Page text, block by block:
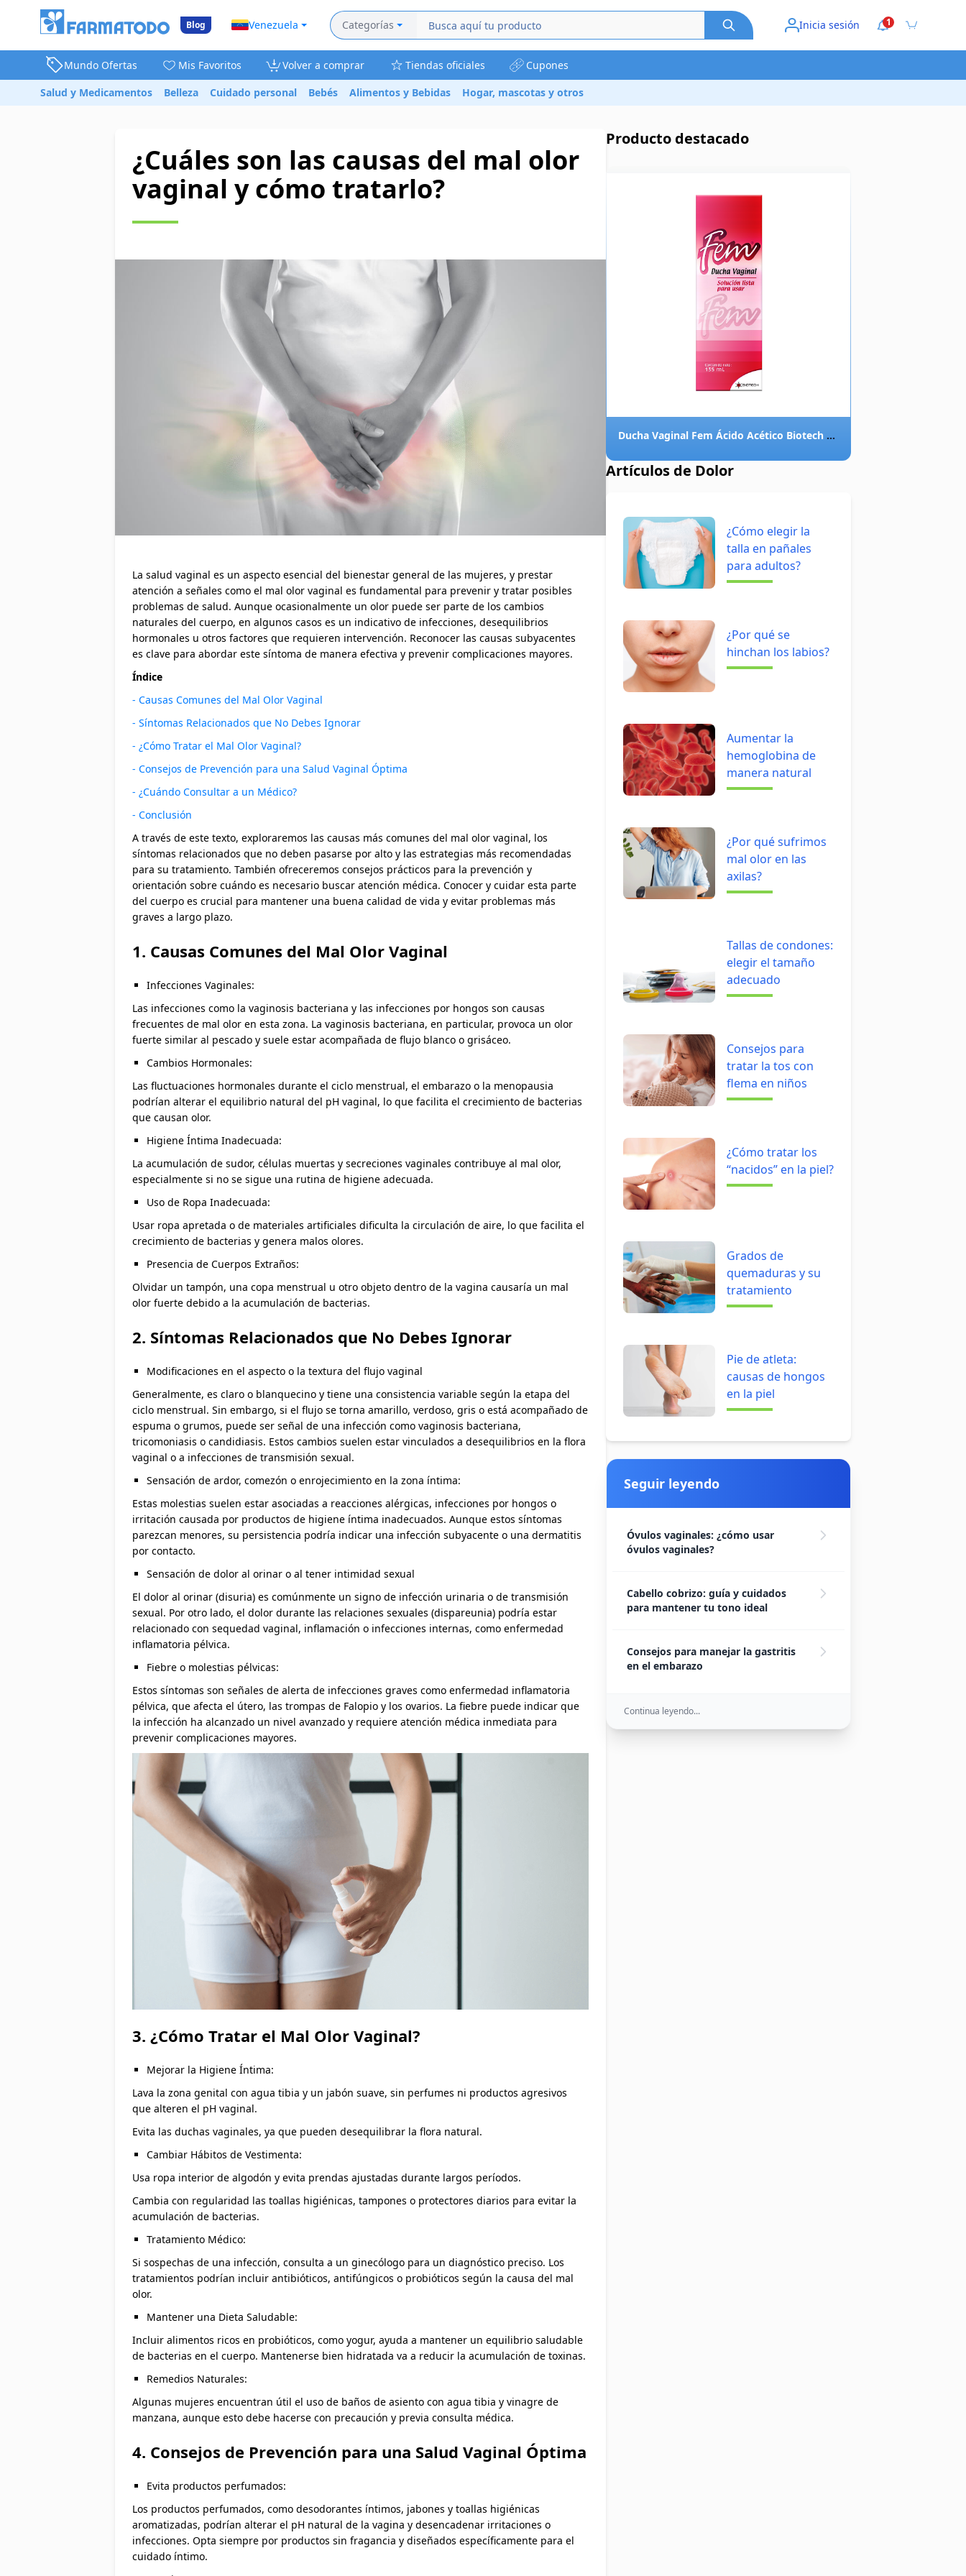
Blog Venezuela Categorías Inicia sesión 1
Mundo Ofertas Mis Favoritos Volver a comprar Tiendas oficiales Cupones
Salud y Medicamentos Belleza Cuidado personal Bebés Alimentos y Bebidas Hogar, mascotas y otros
¿Cuáles son las causas del mal olor
vaginal y cómo tratarlo?
La salud vaginal es un aspecto esencial del bienestar general de las mujeres, y prestar
atención a señales como el mal olor vaginal es fundamental para prevenir y tratar posibles
problemas de salud. Aunque ocasionalmente un olor puede ser parte de los cambios
naturales del cuerpo, en algunos casos es un indicativo de infecciones, desequilibrios
hormonales u otros factores que requieren intervención. Reconocer las causas subyacentes
es clave para abordar este síntoma de manera efectiva y prevenir complicaciones mayores.
Índice
- Causas Comunes del Mal Olor Vaginal
- Síntomas Relacionados que No Debes Ignorar
- ¿Cómo Tratar el Mal Olor Vaginal?
- Consejos de Prevención para una Salud Vaginal Óptima
- ¿Cuándo Consultar a un Médico?
- Conclusión
A través de este texto, exploraremos las causas más comunes del mal olor vaginal, los
síntomas relacionados que no deben pasarse por alto y las estrategias más recomendadas
para su tratamiento. También ofreceremos consejos prácticos para la prevención y
orientación sobre cuándo es necesario buscar atención médica. Conocer y cuidar esta parte
del cuerpo es crucial para mantener una buena calidad de vida y evitar problemas más
graves a largo plazo.
1. Causas Comunes del Mal Olor Vaginal
Infecciones Vaginales:
Las infecciones como la vaginosis bacteriana y las infecciones por hongos son causas
frecuentes de mal olor en esta zona. La vaginosis bacteriana, en particular, provoca un olor
fuerte similar al pescado y suele estar acompañada de flujo blanco o grisáceo.
Cambios Hormonales:
Las fluctuaciones hormonales durante el ciclo menstrual, el embarazo o la menopausia
podrían alterar el equilibrio natural del pH vaginal, lo que facilita el crecimiento de bacterias
que causan olor.
Higiene Íntima Inadecuada:
La acumulación de sudor, células muertas y secreciones vaginales contribuye al mal olor,
especialmente si no se sigue una rutina de higiene adecuada.
Uso de Ropa Inadecuada:
Usar ropa apretada o de materiales artificiales dificulta la circulación de aire, lo que facilita el
crecimiento de bacterias y genera malos olores.
Presencia de Cuerpos Extraños:
Olvidar un tampón, una copa menstrual u otro objeto dentro de la vagina causaría un mal
olor fuerte debido a la acumulación de bacterias.
2. Síntomas Relacionados que No Debes Ignorar
Modificaciones en el aspecto o la textura del flujo vaginal
Generalmente, es claro o blanquecino y tiene una consistencia variable según la etapa del
ciclo menstrual. Sin embargo, si el flujo se torna amarillo, verdoso, gris o está acompañado de
espuma o grumos, puede ser señal de una infección como vaginosis bacteriana,
tricomoniasis o candidiasis. Estos cambios suelen estar vinculados a desequilibrios en la flora
vaginal o a infecciones de transmisión sexual.
Sensación de ardor, comezón o enrojecimiento en la zona íntima:
Estas molestias suelen estar asociadas a reacciones alérgicas, infecciones por hongos o
irritación causada por productos de higiene íntima inadecuados. Aunque estos síntomas
parezcan menores, su persistencia podría indicar una infección subyacente o una dermatitis
por contacto.
Sensación de dolor al orinar o al tener intimidad sexual
El dolor al orinar (disuria) es comúnmente un signo de infección urinaria o de transmisión
sexual. Por otro lado, el dolor durante las relaciones sexuales (dispareunia) podría estar
relacionado con sequedad vaginal, inflamación o infecciones internas, como enfermedad
inflamatoria pélvica.
Fiebre o molestias pélvicas:
Estos síntomas son señales de alerta de infecciones graves como enfermedad inflamatoria
pélvica, que afecta el útero, las trompas de Falopio y los ovarios. La fiebre puede indicar que
la infección ha alcanzado un nivel avanzado y requiere atención médica inmediata para
prevenir complicaciones mayores.
3. ¿Cómo Tratar el Mal Olor Vaginal?
Mejorar la Higiene Íntima:
Lava la zona genital con agua tibia y un jabón suave, sin perfumes ni productos agresivos
que alteren el pH vaginal.
Evita las duchas vaginales, ya que pueden desequilibrar la flora natural.
Cambiar Hábitos de Vestimenta:
Usa ropa interior de algodón y evita prendas ajustadas durante largos períodos.
Cambia con regularidad las toallas higiénicas, tampones o protectores diarios para evitar la
acumulación de bacterias.
Tratamiento Médico:
Si sospechas de una infección, consulta a un ginecólogo para un diagnóstico preciso. Los
tratamientos podrían incluir antibióticos, antifúngicos o probióticos según la causa del mal
olor.
Mantener una Dieta Saludable:
Incluir alimentos ricos en probióticos, como yogur, ayuda a mantener un equilibrio saludable
de bacterias en el cuerpo. Mantenerse bien hidratada va a reducir la acumulación de toxinas.
Remedios Naturales:
Algunas mujeres encuentran útil el uso de baños de asiento con agua tibia y vinagre de
manzana, aunque esto debe hacerse con precaución y previa consulta médica.
4. Consejos de Prevención para una Salud Vaginal Óptima
Evita productos perfumados:
Los productos perfumados, como desodorantes íntimos, jabones y toallas higiénicas
aromatizadas, podrían alterar el pH natural de la vagina y desencadenar irritaciones o
infecciones. Opta siempre por productos sin fragancia y diseñados específicamente para el
cuidado íntimo.
Producto destacado
Ducha Vaginal Fem Ácido Acético Biotech x 135 ml
Artículos de Dolor
¿Cómo elegir la
talla en pañales
para adultos?
¿Por qué se
hinchan los labios?
Aumentar la
hemoglobina de
manera natural
¿Por qué sufrimos
mal olor en las
axilas?
Tallas de condones:
elegir el tamaño
adecuado
Consejos para
tratar la tos con
flema en niños
¿Cómo tratar los
“nacidos” en la piel?
Grados de
quemaduras y su
tratamiento
Pie de atleta:
causas de hongos
en la piel
Seguir leyendo
Óvulos vaginales: ¿cómo usar
óvulos vaginales?
Cabello cobrizo: guía y cuidados
para mantener tu tono ideal
Consejos para manejar la gastritis
en el embarazo
Continua leyendo...